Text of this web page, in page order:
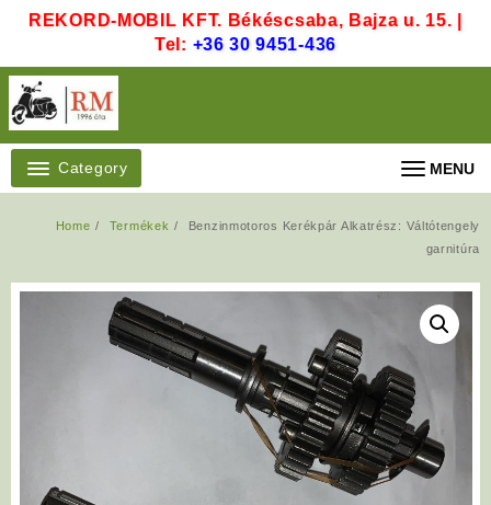
REKORD-MOBIL KFT. Békéscsaba, Bajza u. 15. |
Tel: +36 30 9451-436
Category MENU
Home Termékek
Benzinmotoros Kerékpár Alkatrész: Váltótengely
garnitúra